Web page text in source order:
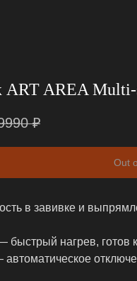
AREA Multi-
₽
Out
в завивке и
быстрый нагрев, готов